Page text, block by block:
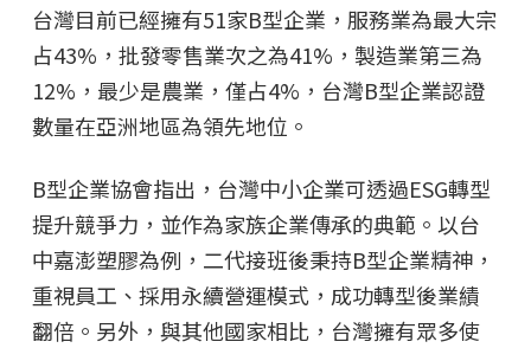
台灣目前已經擁有51家B型企業，服務業為最大宗
占43%，批發零售業次之為41%，製造業第三為
12%，最少是農業，僅占4%，台灣B型企業認證
數量在亞洲地區為領先地位。
B型企業協會指出，台灣中小企業可透過ESG轉型
提升競爭力，並作為家族企業傳承的典範。以台
中嘉澎塑膠為例，二代接班後秉持B型企業精神，
重視員工、採用永續營運模式，成功轉型後業績
翻倍。另外，與其他國家相比，台灣擁有眾多使